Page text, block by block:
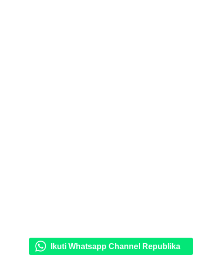
Ikuti Whatsapp Channel Republika